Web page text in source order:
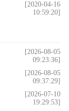
[2020-04-16
10:59:20]
[2026-08-05
09:23:36]
[2026-08-05
09:37:29]
[2026-07-10
19:29:53]